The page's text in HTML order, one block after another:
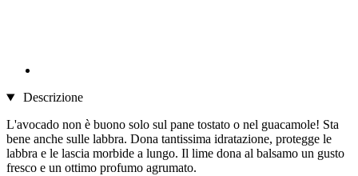
Descrizione
L'avocado non è buono solo sul pane tostato o nel guacamole! Sta
bene anche sulle labbra. Dona tantissima idratazione, protegge le
labbra e le lascia morbide a lungo. Il lime dona al balsamo un gusto
fresco e un ottimo profumo agrumato.